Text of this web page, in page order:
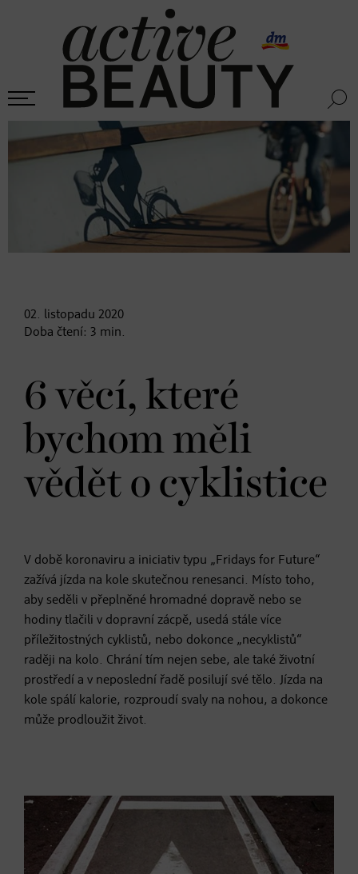
02. listopadu 2020
Doba čtení: 3 min.
6 věcí, které
bychom měli
vědět o cyklistice
V době koronaviru a iniciativ typu „Fridays for Future“
zažívá jízda na kole skutečnou renesanci. Místo toho,
aby seděli v přeplněné hromadné dopravě nebo se
hodiny tlačili v dopravní zácpě, usedá stále více
příležitostných cyklistů, nebo dokonce „necyklistů“
raději na kolo. Chrání tím nejen sebe, ale také životní
prostředí a v neposlední řadě posilují své tělo. Jízda na
kole spálí kalorie, rozproudí svaly na nohou, a dokonce
může prodloužit život.